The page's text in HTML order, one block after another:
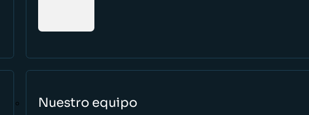
Nuestro equipo